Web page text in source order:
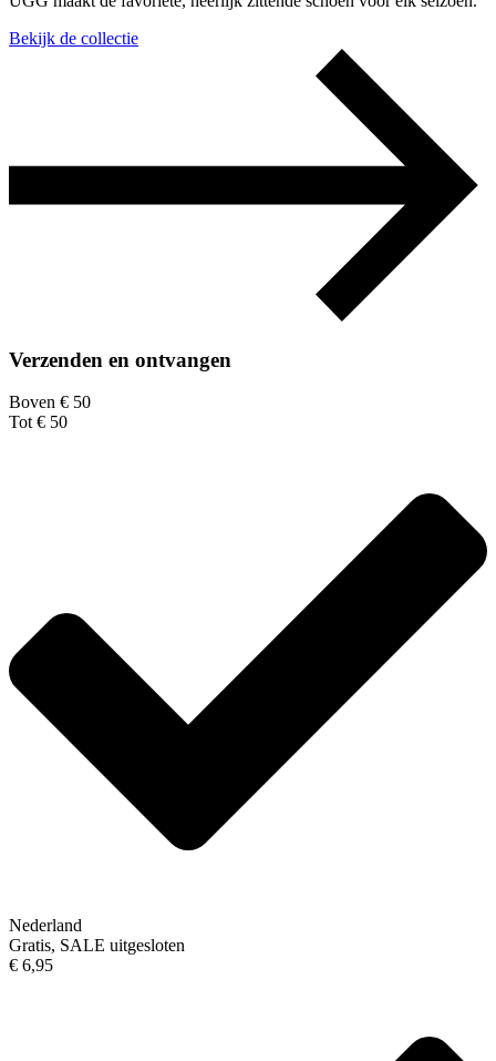
Bekijk de collectie
Verzenden en ontvangen
Boven € 50
Tot € 50
Nederland
Gratis, SALE uitgesloten
€ 6,95